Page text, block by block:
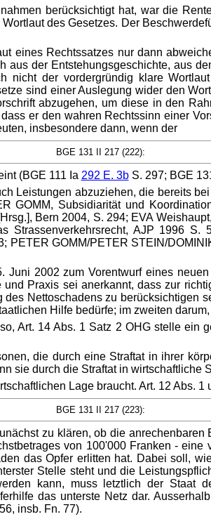
berücksichtigt hat, war die
des Gesetzes. Der
eines Rechtssatzes nur dann
der Entstehungsgeschichte, aus
nicht der vordergründig klare
sind einer Auslegung wider den
abzugehen, um diese in den
er den wahren Rechtssinn einer
insbesondere dann, wenn der
BGE 131 II 217 (222):
(BGE 111 Ia 292 E. 3bS. 297; BGE
Leistungen abzuziehen, die bereits
GOMM, Subsidiarität und
Bern 2004, S. 294; EVA
Strassenverkehrsrecht, AJP 1996
GOMM/PETER STEIN/
2002 zum Vorentwurf eines
Praxis sei anerkannt, dass zur
Nettoschadens zu berücksichtigen
Hilfe bedürfe; im zweiten
Art. 14 Abs. 1 Satz 2 OHG stelle
die durch eine Straftat in ihrer
sie durch die Straftat in wirtschaftliche
Lage braucht. Art. 12 Abs. 1
BGE 131 II 217 (223):
zu klären, ob die
von 100'000 Franken -
das Opfer erlitten hat. Dabei soll,
Stelle steht und die
kann, muss letztlich der Staat
das unterste Netz dar.
insb. Fn. 77).